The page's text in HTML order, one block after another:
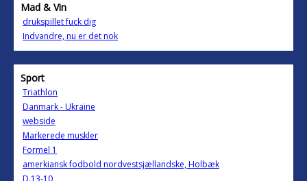
Mad & Vin
drukspillet fuck dig
Indvandre, nu er det nok
Sport
Triathlon
Danmark - Ukraine
webside
Markerede muskler
Formel 1
amerkiansk fodbold nordvestsjællandske, Holbæk
D.13-10